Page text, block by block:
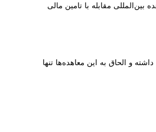
یافته فراملی(معاهده پالرمو) و معاهده بین‌المللی مقابله با تامین مالی
و الحاق به این معاهده‌ها تنها